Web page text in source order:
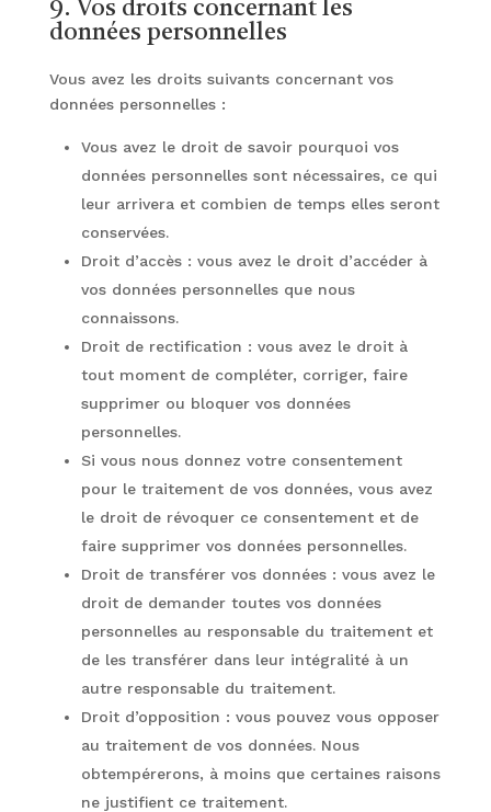
9. Vos droits concernant les
données personnelles
Vous avez les droits suivants concernant vos
données personnelles :
Vous avez le droit de savoir pourquoi vos
données personnelles sont nécessaires, ce qui
leur arrivera et combien de temps elles seront
conservées.
Droit d’accès : vous avez le droit d’accéder à
vos données personnelles que nous
connaissons.
Droit de rectification : vous avez le droit à
tout moment de compléter, corriger, faire
supprimer ou bloquer vos données
personnelles.
Si vous nous donnez votre consentement
pour le traitement de vos données, vous avez
le droit de révoquer ce consentement et de
faire supprimer vos données personnelles.
Droit de transférer vos données : vous avez le
droit de demander toutes vos données
personnelles au responsable du traitement et
de les transférer dans leur intégralité à un
autre responsable du traitement.
Droit d’opposition : vous pouvez vous opposer
au traitement de vos données. Nous
obtempérerons, à moins que certaines raisons
ne justifient ce traitement.